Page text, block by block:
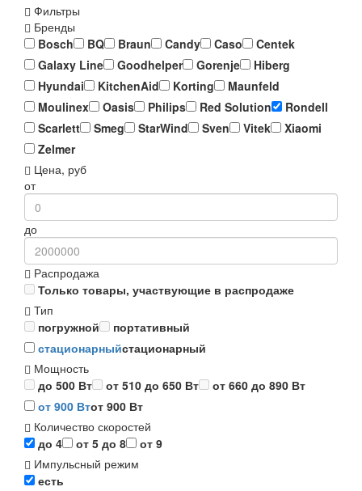
Фильтры
Бренды
Bosch
BQ Braun Candy Caso
Centek
Galaxy Line
Goodhelper Gorenje
Hiberg
Hyundai
KitchenAid Korting
Maunfeld
Moulinex
Oasis Philips Red Solution
Rondell
Scarlett
Smeg StarWind Sven Vitek
Xiaomi
Zelmer
Цена, руб
от
до
Распродажа
Только товары, участвующие в распродаже
Тип
погружной
портативный
стационарныйстационарный
Мощность
до 500 Вт
от 510 до 650 Вт
от 660 до 890 Вт
от 900 Втот 900 Вт
Количество скоростей
до 4
от 5 до 8
от 9
Импульсный режим
есть